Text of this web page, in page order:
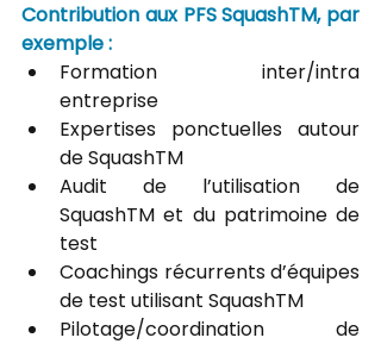
Contribution aux PFS SquashTM, par
exemple :
Formation inter/intra
entreprise
Expertises ponctuelles autour
de SquashTM
Audit de l’utilisation de
SquashTM et du patrimoine de
test
Coachings récurrents d’équipes
de test utilisant SquashTM
Pilotage/coordination de